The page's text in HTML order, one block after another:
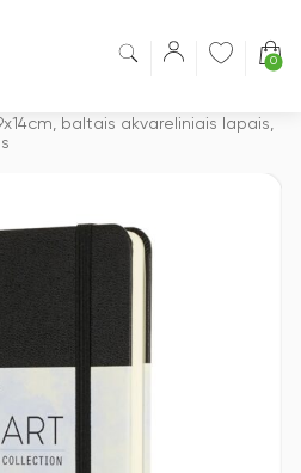
0
baltais akvareliniais lapais,